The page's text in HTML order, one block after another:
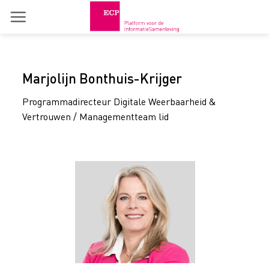
Marjolijn Bonthuis-Krijger
Programmadirecteur Digitale Weerbaarheid &
Vertrouwen / Managementteam lid